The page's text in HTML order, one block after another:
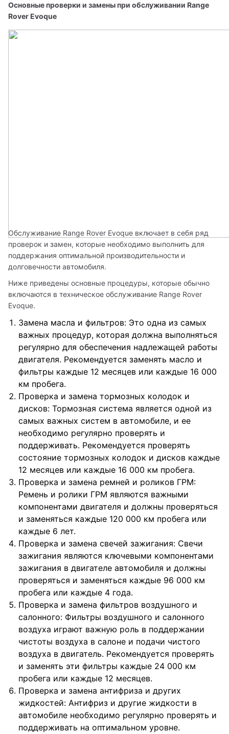
Основные проверки и замены при обслуживании Range
Rover Evoque
Обслуживание Range Rover Evoque включает в себя ряд
проверок и замен, которые необходимо выполнить для
поддержания оптимальной производительности и
долговечности автомобиля.
Ниже приведены основные процедуры, которые обычно
включаются в техническое обслуживание Range Rover
Evoque.
Замена масла и фильтров: Это одна из самых
важных процедур, которая должна выполняться
регулярно для обеспечения надлежащей работы
двигателя. Рекомендуется заменять масло и
фильтры каждые 12 месяцев или каждые 16 000
км пробега.
Проверка и замена тормозных колодок и
дисков: Тормозная система является одной из
самых важных систем в автомобиле, и ее
необходимо регулярно проверять и
поддерживать. Рекомендуется проверять
состояние тормозных колодок и дисков каждые
12 месяцев или каждые 16 000 км пробега.
Проверка и замена ремней и роликов ГРМ:
Ремень и ролики ГРМ являются важными
компонентами двигателя и должны проверяться
и заменяться каждые 120 000 км пробега или
каждые 6 лет.
Проверка и замена свечей зажигания: Свечи
зажигания являются ключевыми компонентами
зажигания в двигателе автомобиля и должны
проверяться и заменяться каждые 96 000 км
пробега или каждые 4 года.
Проверка и замена фильтров воздушного и
салонного: Фильтры воздушного и салонного
воздуха играют важную роль в поддержании
чистоты воздуха в салоне и подачи чистого
воздуха в двигатель. Рекомендуется проверять
и заменять эти фильтры каждые 24 000 км
пробега или каждые 12 месяцев.
Проверка и замена антифриза и других
жидкостей: Антифриз и другие жидкости в
автомобиле необходимо регулярно проверять и
поддерживать на оптимальном уровне.